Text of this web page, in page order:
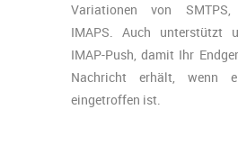
Variationen von
IMAPS. Auch unterstützt
IMAP-Push, damit Ihr
Nachricht erhält, wenn
eingetroffen ist.